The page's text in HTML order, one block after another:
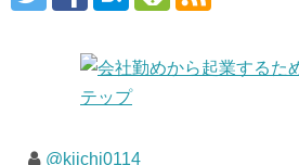
@kiichi0114